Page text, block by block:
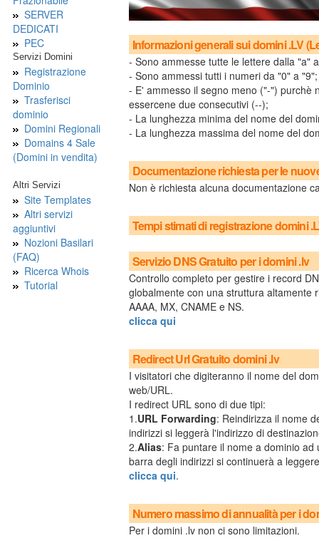
SERVER
DEDICATI
PEC
Servizi Domini
Registrazione
Dominio
Trasferisci
dominio
Domini Regionali
Domains 4 Sale
(Domini in vendita)
Altri Servizi
Site Templates
Altri servizi
aggiuntivi
Nozioni Basilari
(FAQ)
Ricerca Whois
Tutorial
Informazioni generali sui domini .LV
- Sono ammesse tutte le lettere dalla "a"
- Sono ammessi tutti i numeri da "0" a "9";
- E' ammesso il segno meno ("-") purchè
essercene due consecutivi (--);
- La lunghezza minima del nome del
- La lunghezza massima del nome del
Documentazione richiesta per le
Non è richiesta alcuna documentazione
Tempi stimati di registrazione domini
Servizio DNS Gratuito per i domini .lv
Controllo completo per gestire i record
globalmente con una struttura altamente
AAAA, MX, CNAME e NS.
clicca qui
Redirect Url Gratuito domini .lv
I visitatori che digiteranno il nome del
web/URL.
I redirect URL sono di due tipi:
1.URL Forwarding: Reindirizza il nome
indirizzi si leggerà l'indirizzo di
2.Alias: Fa puntare il nome a dominio
barra degli indirizzi si continuerà a
clicca qui.
Numero massimo di annualità per i
Per i domini .lv non ci sono limitazioni.